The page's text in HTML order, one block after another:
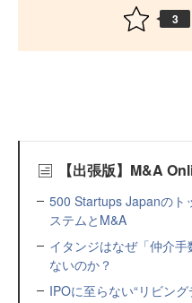
3
【出張版】M&A
500 Startups Japanのト
ステムとM&A
イタンジはなぜ「仲介
ないのか？
IPOに至らない“リビン